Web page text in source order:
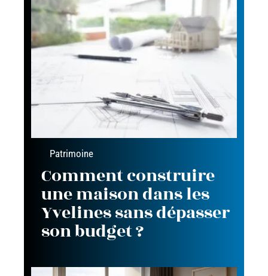
Patrimoine
Comment construire
une maison dans les
Yvelines sans dépasser
son budget ?